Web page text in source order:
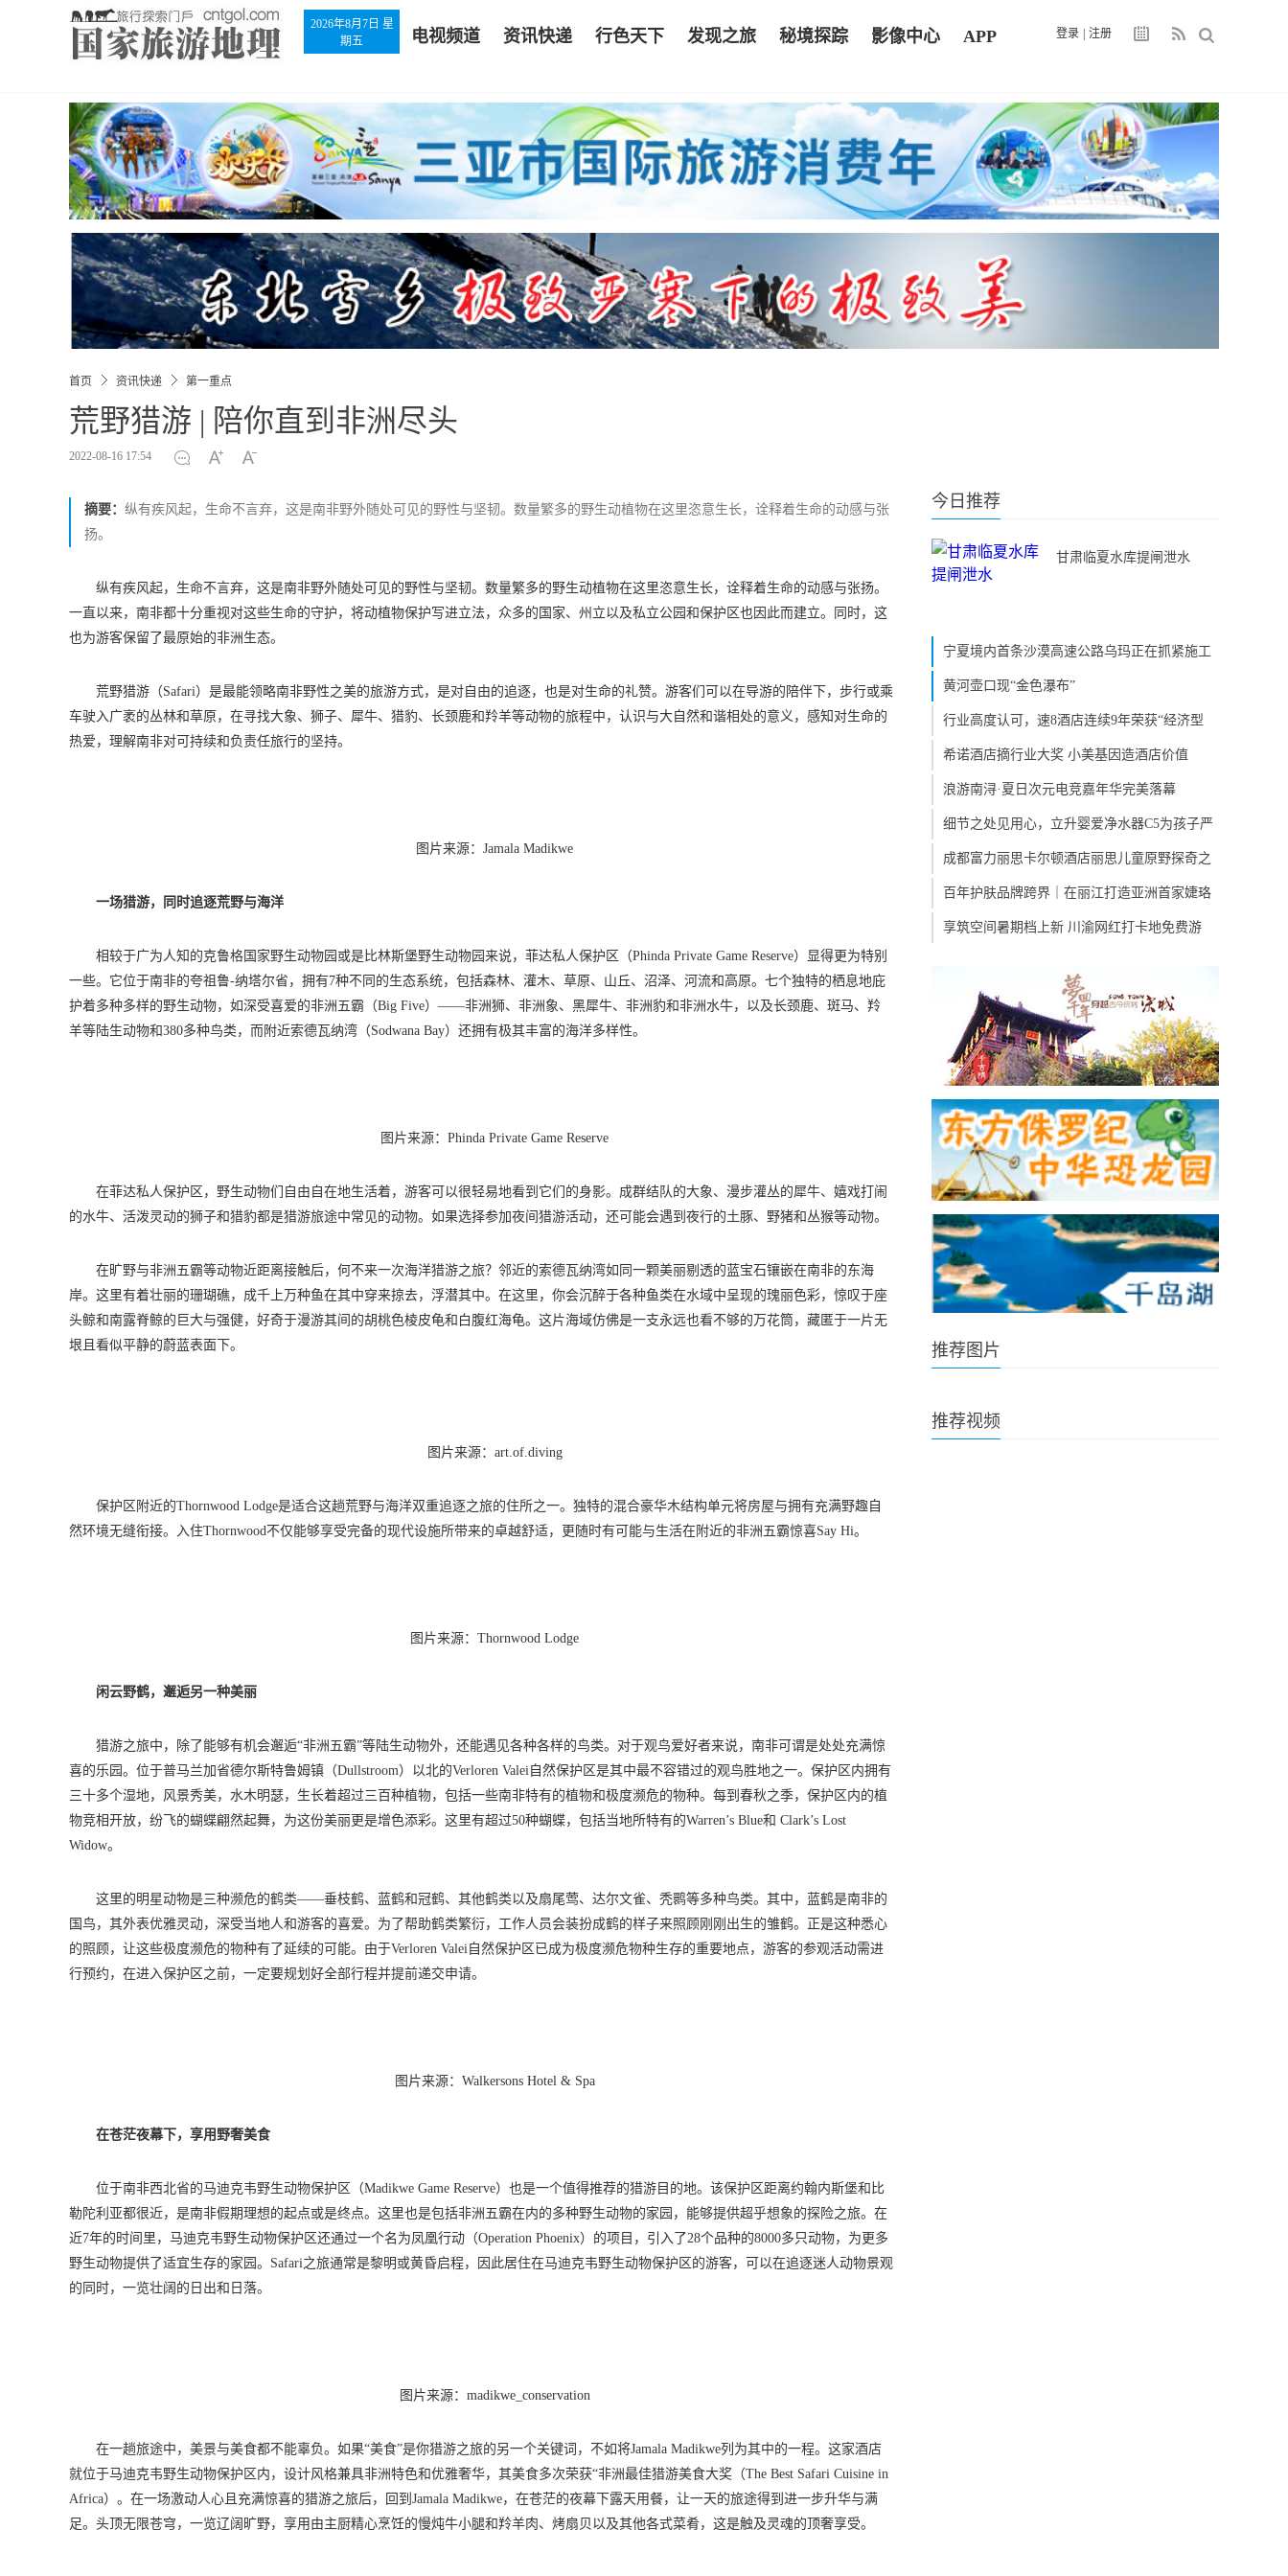
登录 注册
2026年8月7日 星
期五
电视频道 资讯快递 行色天下 发现之旅 秘境探踪 影像中心 APP
首页 资讯快递 第一重点
荒野猎游 | 陪你直到非洲尽头
2022-08-16 17:54
摘要： 纵有疾风起，生命不言弃，这是南非野外随处可见的野性与坚韧。数量繁多的野生动植物在这里恣意生长，诠释着生命的动感与张
扬。
纵有疾风起，生命不言弃，这是南非野外随处可见的野性与坚韧。数量繁多的野生动植物在这里恣意生长，诠释着生命的动感与张扬。
一直以来，南非都十分重视对这些生命的守护，将动植物保护写进立法，众多的国家、州立以及私立公园和保护区也因此而建立。同时，这
也为游客保留了最原始的非洲生态。
荒野猎游（Safari）是最能领略南非野性之美的旅游方式，是对自由的追逐，也是对生命的礼赞。游客们可以在导游的陪伴下，步行或乘
车驶入广袤的丛林和草原，在寻找大象、狮子、犀牛、猎豹、长颈鹿和羚羊等动物的旅程中，认识与大自然和谐相处的意义，感知对生命的
热爱，理解南非对可持续和负责任旅行的坚持。
图片来源：Jamala Madikwe
一场猎游，同时追逐荒野与海洋
相较于广为人知的克鲁格国家野生动物园或是比林斯堡野生动物园来说，菲达私人保护区（Phinda Private Game Reserve）显得更为特别
一些。它位于南非的夸祖鲁-纳塔尔省，拥有7种不同的生态系统，包括森林、灌木、草原、山丘、沼泽、河流和高原。七个独特的栖息地庇
护着多种多样的野生动物，如深受喜爱的非洲五霸（Big Five）——非洲狮、非洲象、黑犀牛、非洲豹和非洲水牛，以及长颈鹿、斑马、羚
羊等陆生动物和380多种鸟类，而附近索德瓦纳湾（Sodwana Bay）还拥有极其丰富的海洋多样性。
图片来源：Phinda Private Game Reserve
在菲达私人保护区，野生动物们自由自在地生活着，游客可以很轻易地看到它们的身影。成群结队的大象、漫步灌丛的犀牛、嬉戏打闹
的水牛、活泼灵动的狮子和猎豹都是猎游旅途中常见的动物。如果选择参加夜间猎游活动，还可能会遇到夜行的土豚、野猪和丛猴等动物。
在旷野与非洲五霸等动物近距离接触后，何不来一次海洋猎游之旅？邻近的索德瓦纳湾如同一颗美丽剔透的蓝宝石镶嵌在南非的东海
岸。这里有着壮丽的珊瑚礁，成千上万种鱼在其中穿来掠去，浮潜其中。在这里，你会沉醉于各种鱼类在水域中呈现的瑰丽色彩，惊叹于座
头鲸和南露脊鲸的巨大与强健，好奇于漫游其间的胡桃色棱皮龟和白腹红海龟。这片海域仿佛是一支永远也看不够的万花筒，藏匿于一片无
垠且看似平静的蔚蓝表面下。
图片来源：art.of.diving
保护区附近的Thornwood Lodge是适合这趟荒野与海洋双重追逐之旅的住所之一。独特的混合豪华木结构单元将房屋与拥有充满野趣自
然环境无缝衔接。入住Thornwood不仅能够享受完备的现代设施所带来的卓越舒适，更随时有可能与生活在附近的非洲五霸惊喜Say Hi。
图片来源：Thornwood Lodge
闲云野鹤，邂逅另一种美丽
猎游之旅中，除了能够有机会邂逅“非洲五霸”等陆生动物外，还能遇见各种各样的鸟类。对于观鸟爱好者来说，南非可谓是处处充满惊
喜的乐园。位于普马兰加省德尔斯特鲁姆镇（Dullstroom）以北的Verloren Valei自然保护区是其中最不容错过的观鸟胜地之一。保护区内拥有
三十多个湿地，风景秀美，水木明瑟，生长着超过三百种植物，包括一些南非特有的植物和极度濒危的物种。每到春秋之季，保护区内的植
物竞相开放，纷飞的蝴蝶翩然起舞，为这份美丽更是增色添彩。这里有超过50种蝴蝶，包括当地所特有的Warren’s Blue和 Clark’s Lost
Widow。
这里的明星动物是三种濒危的鹤类——垂枝鹤、蓝鹤和冠鹤、其他鹤类以及扇尾莺、达尔文雀、秃鹮等多种鸟类。其中，蓝鹤是南非的
国鸟，其外表优雅灵动，深受当地人和游客的喜爱。为了帮助鹤类繁衍，工作人员会装扮成鹤的样子来照顾刚刚出生的雏鹤。正是这种悉心
的照顾，让这些极度濒危的物种有了延续的可能。由于Verloren Valei自然保护区已成为极度濒危物种生存的重要地点，游客的参观活动需进
行预约，在进入保护区之前，一定要规划好全部行程并提前递交申请。
图片来源：Walkersons Hotel & Spa
在苍茫夜幕下，享用野奢美食
位于南非西北省的马迪克韦野生动物保护区（Madikwe Game Reserve）也是一个值得推荐的猎游目的地。该保护区距离约翰内斯堡和比
勒陀利亚都很近，是南非假期理想的起点或是终点。这里也是包括非洲五霸在内的多种野生动物的家园，能够提供超乎想象的探险之旅。在
近7年的时间里，马迪克韦野生动物保护区还通过一个名为凤凰行动（Operation Phoenix）的项目，引入了28个品种的8000多只动物，为更多
野生动物提供了适宜生存的家园。Safari之旅通常是黎明或黄昏启程，因此居住在马迪克韦野生动物保护区的游客，可以在追逐迷人动物景观
的同时，一览壮阔的日出和日落。
图片来源：madikwe_conservation
在一趟旅途中，美景与美食都不能辜负。如果“美食”是你猎游之旅的另一个关键词，不如将Jamala Madikwe列为其中的一程。这家酒店
就位于马迪克韦野生动物保护区内，设计风格兼具非洲特色和优雅奢华，其美食多次荣获“非洲最佳猎游美食大奖（The Best Safari Cuisine in
Africa）。在一场激动人心且充满惊喜的猎游之旅后，回到Jamala Madikwe，在苍茫的夜幕下露天用餐，让一天的旅途得到进一步升华与满
足。头顶无限苍穹，一览辽阔旷野，享用由主厨精心烹饪的慢炖牛小腿和羚羊肉、烤扇贝以及其他各式菜肴，这是触及灵魂的顶奢享受。
今日推荐
甘肃临夏水库提闸泄水
宁夏境内首条沙漠高速公路乌玛正在抓紧施工
黄河壶口现“金色瀑布”
行业高度认可，速8酒店连续9年荣获“经济型
希诺酒店摘行业大奖 小美基因造酒店价值
浪游南浔·夏日次元电竞嘉年华完美落幕
细节之处见用心，立升婴爱净水器C5为孩子严
成都富力丽思卡尔顿酒店丽思儿童原野探奇之
百年护肤品牌跨界｜在丽江打造亚洲首家婕珞
享筑空间暑期档上新 川渝网红打卡地免费游
推荐图片
推荐视频